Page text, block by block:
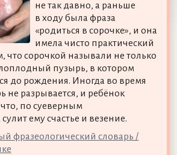
не так давно, а раньше
в ходу была фраза
«родиться в сорочке», и она
имела чисто практический
что сорочкой называли не только
пузырь, в котором
до рождения. Иногда во время
не разрывается, и ребёнок
по суеверным
ему счастье и везение.
фразеологический словарь /